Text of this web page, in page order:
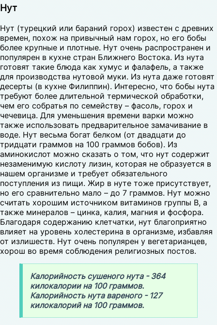
Нут
Нут (турецкий или бараний горох) известен с древних
времен, похож на привычный нам горох, но его бобы
более крупные и плотные. Нут очень распространен и
популярен в кухне стран Ближнего Востока. Из нута
готовят такие блюда как хумус и фалафель, а также
для производства нутовой муки. Из нута даже готовят
десерты (в кухне Филиппин). Интересно, что бобы нута
требуют более длительной термической обработки,
чем его собратья по семейству – фасоль, горох и
чечевица. Для уменьшения времени варки можно
также использовать предварительное замачивание в
воде. Нут весьма богат белком (от двадцати до
тридцати граммов на 100 граммов бобов). Из
аминокислот можно сказать о том, что нут содержит
незаменимую кислоту лизин, которая не образуется в
нашем организме и требует обязательного
поступления из пищи. Жир в нуте тоже присутствует,
но его сравнительно мало – до 7 граммов. Нут можно
считать хорошим источником витаминов группы В, а
также минералов – цинка, калия, магния и фосфора.
Благодаря содержанию клетчатки, нут благоприятно
влияет на уровень холестерина в организме, избавляя
от излишеств. Нут очень популярен у вегетарианцев,
хорош во время соблюдения религиозных постов.
Калорийность сушеного нута - 364
килокалории на 100 граммов.
Калорийность нута вареного - 127
килокалорий на 100 граммов.